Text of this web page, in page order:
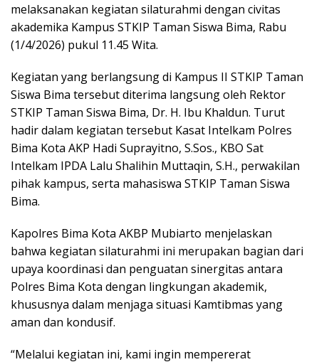
melaksanakan kegiatan silaturahmi dengan civitas
akademika Kampus STKIP Taman Siswa Bima, Rabu
(1/4/2026) pukul 11.45 Wita.
Kegiatan yang berlangsung di Kampus II STKIP Taman
Siswa Bima tersebut diterima langsung oleh Rektor
STKIP Taman Siswa Bima, Dr. H. Ibu Khaldun. Turut
hadir dalam kegiatan tersebut Kasat Intelkam Polres
Bima Kota AKP Hadi Suprayitno, S.Sos., KBO Sat
Intelkam IPDA Lalu Shalihin Muttaqin, S.H., perwakilan
pihak kampus, serta mahasiswa STKIP Taman Siswa
Bima.
Kapolres Bima Kota AKBP Mubiarto menjelaskan
bahwa kegiatan silaturahmi ini merupakan bagian dari
upaya koordinasi dan penguatan sinergitas antara
Polres Bima Kota dengan lingkungan akademik,
khususnya dalam menjaga situasi Kamtibmas yang
aman dan kondusif.
“Melalui kegiatan ini, kami ingin mempererat